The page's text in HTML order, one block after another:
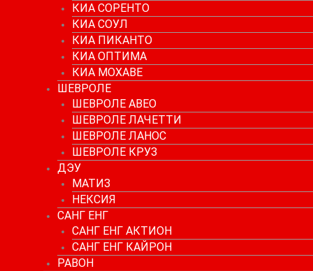
КИА СОРЕНТО
КИА СОУЛ
КИА ПИКАНТО
КИА ОПТИМА
КИА МОХАВЕ
ШЕВРОЛЕ
ШЕВРОЛЕ АВЕО
ШЕВРОЛЕ ЛАЧЕТТИ
ШЕВРОЛЕ ЛАНОС
ШЕВРОЛЕ КРУЗ
ДЭУ
МАТИЗ
НЕКСИЯ
САНГ ЕНГ
САНГ ЕНГ АКТИОН
САНГ ЕНГ КАЙРОН
РАВОН